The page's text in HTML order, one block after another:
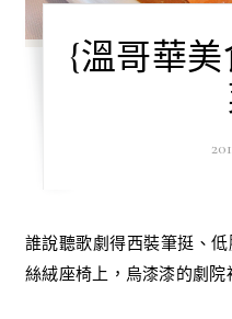
{溫哥華
誰說聽歌劇得西裝筆挺、低胸晚禮服露肩露背，正襟危坐在
絲絨座椅上，烏漆漆的劇